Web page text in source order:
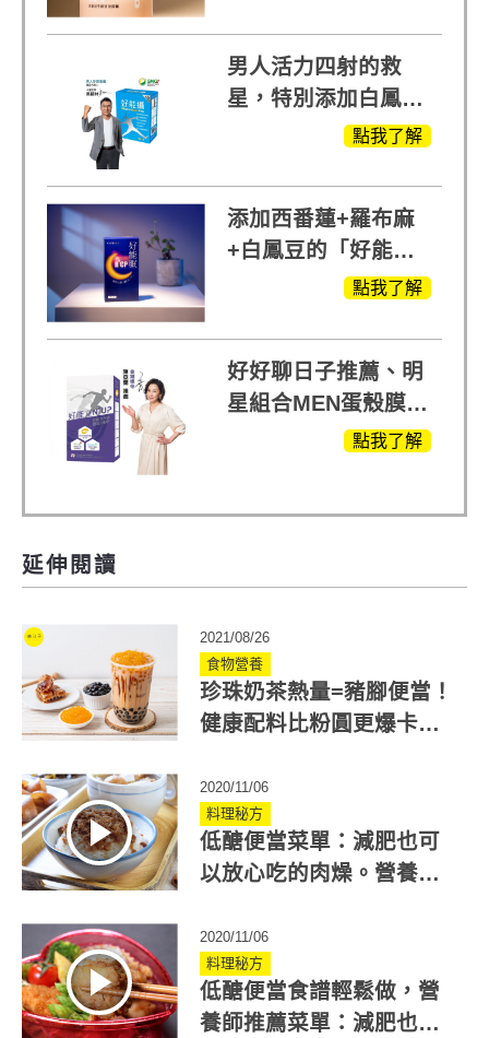
男人活力四射的救
星，特別添加白鳳豆
萃取 五色瑪卡點我了解
添加西番蓮+羅布麻
+白鳳豆的「好能
眠」，獨家專利配
點我了解
好好聊日子推薦、明
星組合MEN蛋殼膜
(蛋白聚醣)+UCII，超
點我了解
延伸閱讀
2021/08/26
食物營養
珍珠奶茶熱量=豬腳便當！
健康配料比粉圓更爆卡？
2020/11/06
料理秘方
低醣便當菜單：減肥也可
以放心吃的肉燥。營養師
2020/11/06
料理秘方
低醣便當食譜輕鬆做，營
養師推薦菜單：減肥也能